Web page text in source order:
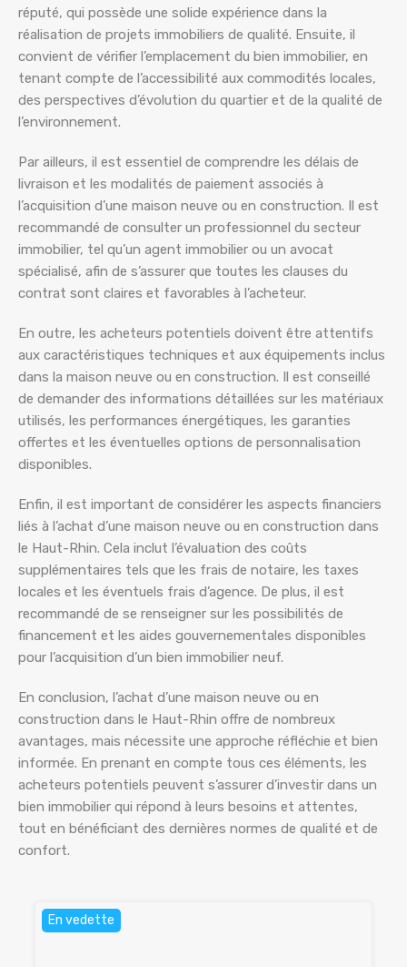
réputé, qui possède une solide expérience dans la
réalisation de projets immobiliers de qualité. Ensuite, il
convient de vérifier l’emplacement du bien immobilier, en
tenant compte de l’accessibilité aux commodités locales,
des perspectives d’évolution du quartier et de la qualité de
l’environnement.
Par ailleurs, il est essentiel de comprendre les délais de
livraison et les modalités de paiement associés à
l’acquisition d’une maison neuve ou en construction. Il est
recommandé de consulter un professionnel du secteur
immobilier, tel qu’un agent immobilier ou un avocat
spécialisé, afin de s’assurer que toutes les clauses du
contrat sont claires et favorables à l’acheteur.
En outre, les acheteurs potentiels doivent être attentifs
aux caractéristiques techniques et aux équipements inclus
dans la maison neuve ou en construction. Il est conseillé
de demander des informations détaillées sur les matériaux
utilisés, les performances énergétiques, les garanties
offertes et les éventuelles options de personnalisation
disponibles.
Enfin, il est important de considérer les aspects financiers
liés à l’achat d’une maison neuve ou en construction dans
le Haut-Rhin. Cela inclut l’évaluation des coûts
supplémentaires tels que les frais de notaire, les taxes
locales et les éventuels frais d’agence. De plus, il est
recommandé de se renseigner sur les possibilités de
financement et les aides gouvernementales disponibles
pour l’acquisition d’un bien immobilier neuf.
En conclusion, l’achat d’une maison neuve ou en
construction dans le Haut-Rhin offre de nombreux
avantages, mais nécessite une approche réfléchie et bien
informée. En prenant en compte tous ces éléments, les
acheteurs potentiels peuvent s’assurer d’investir dans un
bien immobilier qui répond à leurs besoins et attentes,
tout en bénéficiant des dernières normes de qualité et de
confort.
En vedette